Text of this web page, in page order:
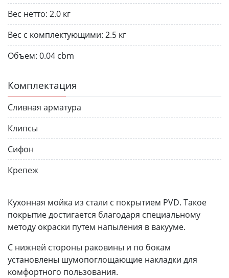
Вес нетто: 2.0 кг
Вес с комплектующими: 2.5 кг
Объем: 0.04 cbm
Комплектация
Сливная арматура
Клипсы
Сифон
Крепеж
Кухонная мойка из стали с покрытием PVD. Такое
покрытие достигается благодаря специальному
методу окраски путем напыления в вакууме.
С нижней стороны раковины и по бокам
установлены шумопоглощающие накладки для
комфортного пользования.